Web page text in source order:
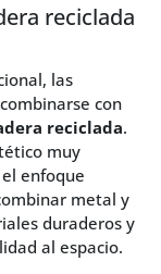
reciclada
las
con
reciclada.
muy
enfoque
metal y
duraderos y
al espacio.